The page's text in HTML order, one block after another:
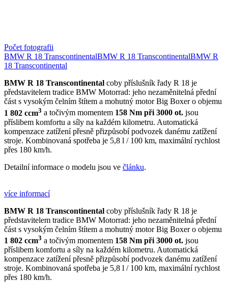
Počet fotografii
BMW R 18 TranscontinentalBMW R 18 TranscontinentalBMW R
18 Transcontinental
BMW R 18 Transcontinental coby příslušník řady R 18 je
představitelem tradice BMW Motorrad: jeho nezaměnitelná přední
část s vysokým čelním štítem a mohutný motor Big Boxer o objemu
1 802 ccm3 a točivým momentem 158 Nm při 3000 ot. jsou
příslibem komfortu a síly na každém kilometru. Automatická
kompenzace zatížení přesně přizpůsobí podvozek danému zatížení
stroje. Kombinovaná spotřeba je 5,8 l / 100 km, maximální rychlost
přes 180 km/h.
Detailní informace o modelu jsou ve článku.
více informací
BMW R 18 Transcontinental coby příslušník řady R 18 je
představitelem tradice BMW Motorrad: jeho nezaměnitelná přední
část s vysokým čelním štítem a mohutný motor Big Boxer o objemu
1 802 ccm3 a točivým momentem 158 Nm při 3000 ot. jsou
příslibem komfortu a síly na každém kilometru. Automatická
kompenzace zatížení přesně přizpůsobí podvozek danému zatížení
stroje. Kombinovaná spotřeba je 5,8 l / 100 km, maximální rychlost
přes 180 km/h.